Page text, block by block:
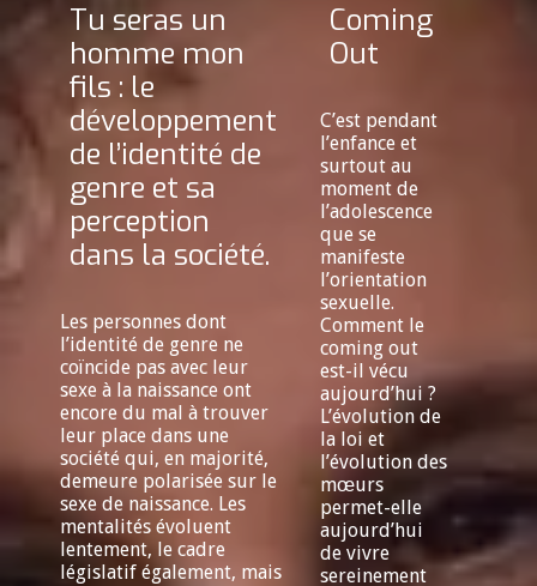
Tu seras un
homme mon
fils : le
développement
de l’identité de
genre et sa
perception
dans la société.
Les personnes dont
l’identité de genre ne
coïncide pas avec leur
sexe à la naissance ont
encore du mal à trouver
leur place dans une
société qui, en majorité,
demeure polarisée sur le
sexe de naissance. Les
mentalités évoluent
lentement, le cadre
législatif également, mais
Coming
Out
C’est pendant
l’enfance et
surtout au
moment de
l’adolescence
que se
manifeste
l’orientation
sexuelle.
Comment le
coming out
est-il vécu
aujourd’hui ?
L’évolution de
la loi et
l’évolution des
mœurs
permet-elle
aujourd’hui
de vivre
sereinement